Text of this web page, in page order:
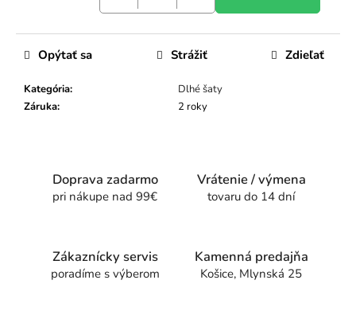
Kategória:
Dlhé šaty
Záruka: 2 roky
Opýtať sa Strážiť Zdieľať
Doprava zadarmo
pri nákupe nad 99€
Vrátenie / výmena
tovaru do 14 dní
Zákaznícky servis
poradíme s výberom
Kamenná predajňa
Košice, Mlynská 25